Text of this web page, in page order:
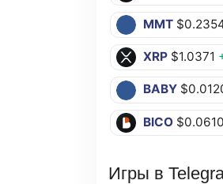
MMT
XRP $1.0371
BABY
BICO
Игры в